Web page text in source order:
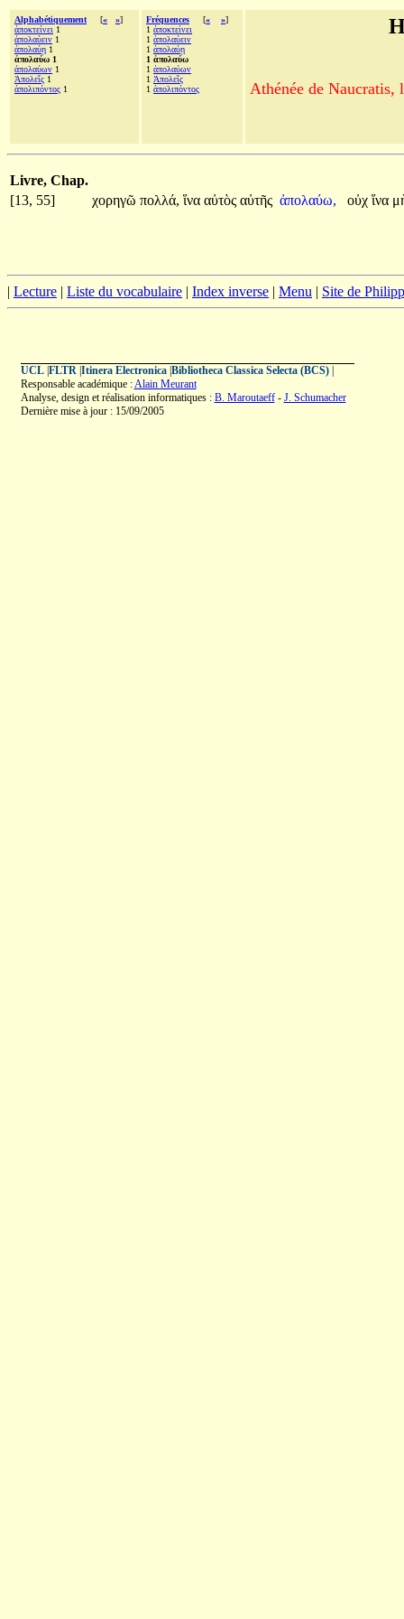
Alphabétiquement [« »]
ἀποκτείνει 1
ἀπολαύειν 1
ἀπολαύῃ 1
ἀπολαύω 1
ἀπολαύων 1
Ἀπολεῖς 1
ἀπολιπόντος 1
Fréquences [« »]
1 ἀποκτείνει
1 ἀπολαύειν
1 ἀπολαύῃ
1 ἀπολαύω
1 ἀπολαύων
1 Ἀπολεῖς
1 ἀπολιπόντος Athénée de Naucratis,
Livre, Chap.
[13, 55]
χορηγῶ πολλά, ἵνα αὐτὸς αὐτῆς ἀπολαύω, οὐχ ἵνα
| Lecture | Liste du vocabulaire | Index inverse | Menu | Site de
UCL| FLTR| Itinera Electronica| Bibliotheca Classica Selecta (BCS)|
Responsable académique :Alain Meurant
Analyse, design et réalisation informatiques : B. Maroutaeff- J. Schumacher
Dernière mise à jour : 15/09/2005